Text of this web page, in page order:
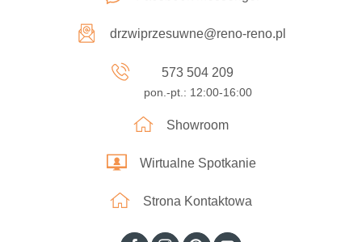
drzwiprzesuwne@reno-reno.pl
573 504 209
pon.-pt.: 12:00-16:00
Showroom
Wirtualne Spotkanie
Strona Kontaktowa